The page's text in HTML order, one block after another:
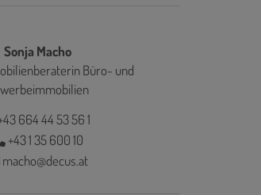
Sonja Macho
Büro- und
664 44 53 56 1
+43 1 35 600 10
macho@decus.at